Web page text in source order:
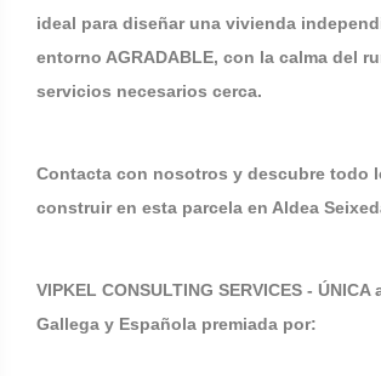
ideal para diseñar una vivienda
entorno AGRADABLE, con la calma del
servicios necesarios cerca.
Contacta con nosotros y descubre todo
construir en esta parcela en Aldea
VIPKEL CONSULTING SERVICES - ÚNICA
Gallega y Española premiada por: